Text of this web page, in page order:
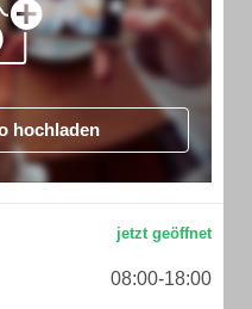
hochladen
08:00-18:00